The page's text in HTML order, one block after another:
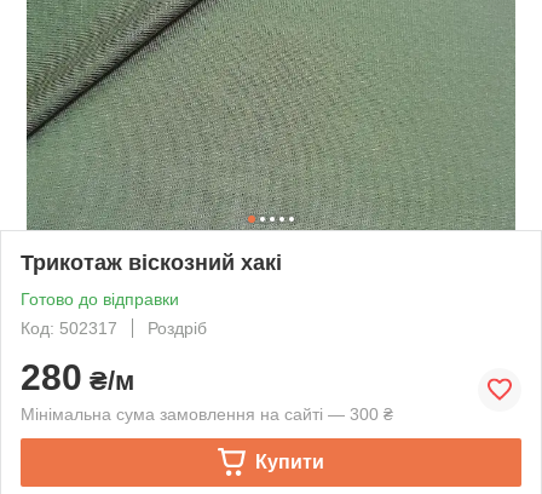
Трикотаж віскозний хакі
Готово до відправки
Код: 502317
Роздріб
280 ₴/м
Мінімальна сума замовлення на сайті — 300 ₴
Купити